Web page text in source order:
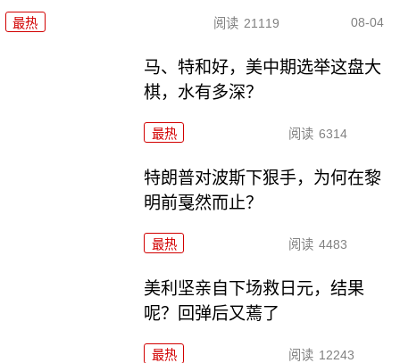
最热 阅读 21119 08-04
马、特和好，美中期选举这盘大
棋，水有多深？
最热 阅读 6314
特朗普对波斯下狠手，为何在黎
明前戛然而止？
最热 阅读 4483
美利坚亲自下场救日元，结果
呢？回弹后又蔫了
最热 阅读 12243